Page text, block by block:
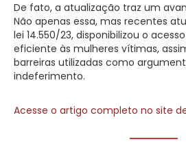
De fato, a atualização traz um
Não apenas essa, mas recentes
lei 14.550/23, disponibilizou o
eficiente às mulheres vítimas,
barreiras utilizadas como
indeferimento.
Acesse o artigo completo no site